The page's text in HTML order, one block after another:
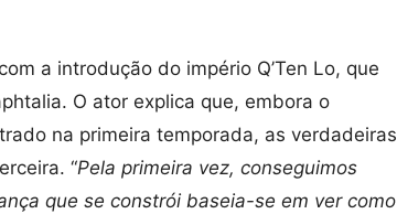
a introdução do império Q’Ten Lo, que
O ator explica que, embora o
na primeira temporada, as verdadeiras
“Pela primeira vez, conseguimos
que se constrói baseia-se em ver como